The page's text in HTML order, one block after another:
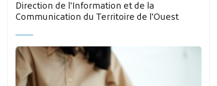
Direction de l'Information et de la
Communication du Territoire de l'Ouest